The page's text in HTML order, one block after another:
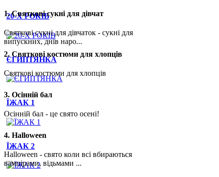
1. Святкові сукні для дівчат
Святкові сукні для дівчаток - сукні для
випускних, днів наро...
2. Святкові костюми для хлопців
Святкові костюми для хлопців
3. Осінній бал
Осінній бал - це свято осені!
4. Halloween
Halloween - свято коли всі вбираються
вампірами, відьмами ...
20-Х РОКІВ
ЄГИПТЯНКА
ЇЖАК 1
ЇЖАК 2